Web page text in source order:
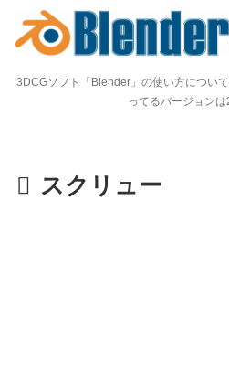
3DCGソフト「Blender」の使い方につい
ってるバージョンは
スクリュー